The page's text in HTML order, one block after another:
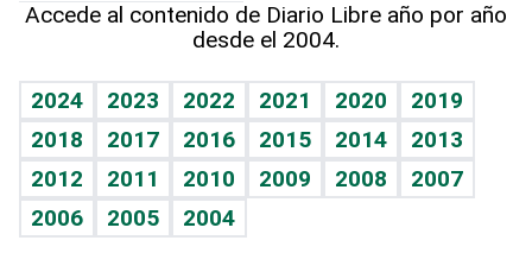
Vida y familia
Eñe
Celebrando la vida
Sin complejos
TBT Deportivo
Guía del dinero
Horóscopos
Crucigramas
Accede al contenido de Diario Libre año por año
desde el 2004.
2024 2023 2022 2021 2020
2019
2018
2017 2016 2015 2014
2013
2012
2011 2010 2009 2008
2007
2006
2005 2004